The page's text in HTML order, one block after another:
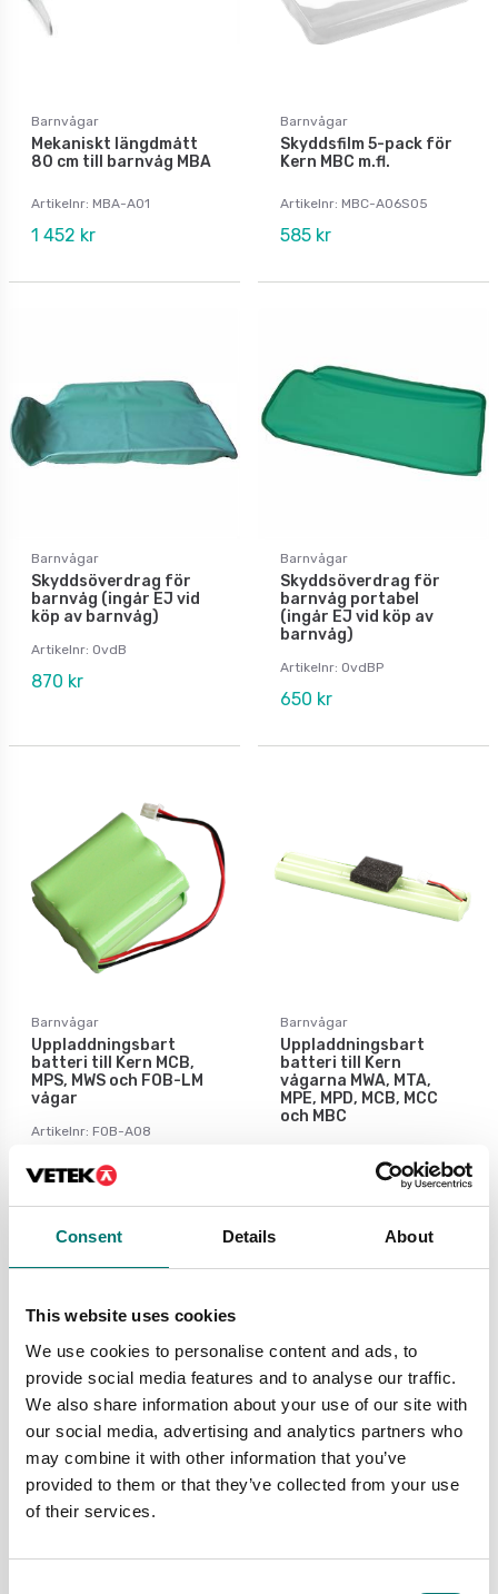
Consent Details About
This website uses cookies
We use cookies to personalise content and ads, to
provide social media features and to analyse our traffic.
We also share information about your use of our site with
our social media, advertising and analytics partners who
may combine it with other information that you’ve
provided to them or that they’ve collected from your use
of their services.
Barnvågar
Mekaniskt längdmått
80 cm till barnvåg MBA
Artikelnr: MBA-A01
1 452 kr
Barnvågar
Skyddsfilm 5-pack för
Kern MBC m.fl.
Artikelnr: MBC-A06S05
585 kr
Barnvågar
Skyddsöverdrag för
barnvåg (ingår EJ vid
köp av barnvåg)
Artikelnr: OvdB
870 kr
Barnvågar
Skyddsöverdrag för
barnvåg portabel
(ingår EJ vid köp av
barnvåg)
Artikelnr: OvdBP
650 kr
Barnvågar
Uppladdningsbart
batteri till Kern MCB,
MPS, MWS och FOB-LM
vågar
Artikelnr: FOB-A08
1 050 kr
Barnvågar
Uppladdningsbart
batteri till Kern
vågarna MWA, MTA,
MPE, MPD, MCB, MCC
och MBC
Barnvågar
vågarna MWA, MTA,